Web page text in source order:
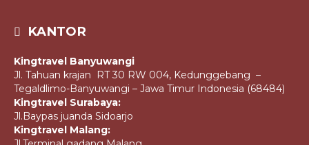
KANTOR
Kingtravel Banyuwangi
Jl. Tahuan krajan RT 30 RW 004, Kedunggebang –
Tegaldlimo-Banyuwangi – Jawa Timur Indonesia (68484)
Kingtravel Surabaya:
Jl.Baypas juanda Sidoarjo
Kingtravel Malang: